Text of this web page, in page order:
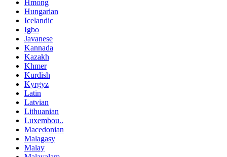
Hmong
Hungarian
Icelandic
Igbo
Javanese
Kannada
Kazakh
Khmer
Kurdish
Kyrgyz
Latin
Latvian
Lithuanian
Luxembou..
Macedonian
Malagasy
Malay